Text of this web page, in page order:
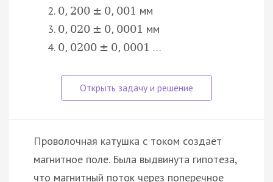
0, 200 ± 0, 001 мм
0, 020 ± 0, 0001 мм
0, 0200 ± 0, 0001 …
Проволочная катушка с током создаёт
магнитное поле. Была выдвинута гипотеза,
что магнитный поток через поперечное